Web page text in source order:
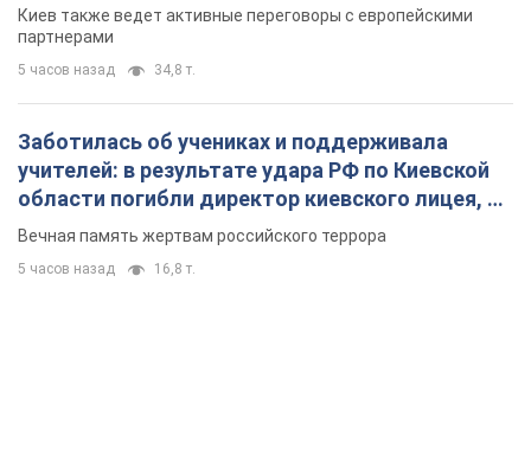
Киев также ведет активные переговоры с европейскими
партнерами
5 часов назад 34,8 т.
Заботилась об учениках и поддерживала
учителей: в результате удара РФ по Киевской
области погибли директор киевского лицея, её
муж и внук
Вечная память жертвам российского террора
5 часов назад 16,8 т.